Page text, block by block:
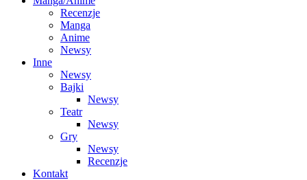
Recenzje
Manga
Anime
Newsy
Inne
Newsy
Bajki
Newsy
Teatr
Newsy
Gry
Newsy
Recenzje
Kontakt